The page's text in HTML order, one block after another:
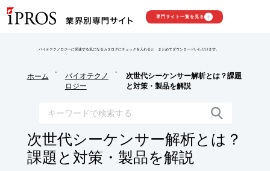
専門サイト一覧を見る
バイオテクノロジーに関連する気になるカタログにチェックを入れると、まとめてダウンロードいただけます。
ホーム
>
バイオテクノ
ロジー
>
次世代シーケンサー解析とは？課題
と対策・製品を解説
次世代シーケンサー解析とは？
課題と対策・製品を解説